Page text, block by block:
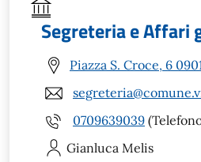
Segreteria e Affari
Piazza S. Croce, 6
0709639039
Gianluca Melis